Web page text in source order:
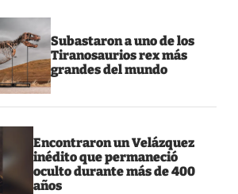
Subastaron a uno de los
Tiranosaurios rex más
grandes del mundo
Encontraron un Velázquez
inédito que permaneció
oculto durante más de 400
años